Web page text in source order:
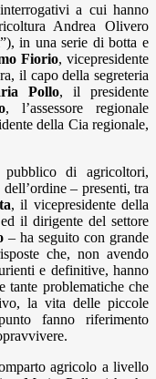
a cui hanno
Andrea Olivero
in una serie di botta e
Fiorio, vicepresidente
il capo della segreteria
Pollo, il presidente
, l’assessore regionale
della Cia regionale,
di agricoltori,
– presenti, tra
, il vicepresidente della
ed il dirigente del settore
– ha seguito con grande
che, non avendo
e definitive, hanno
tante problematiche che
la vita delle piccole
fanno riferimento
agricolo a livello